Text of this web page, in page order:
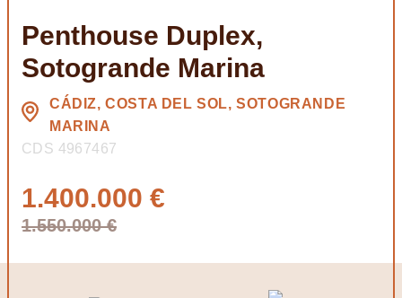
Penthouse Duplex,
Sotogrande Marina
CÁDIZ, COSTA DEL SOL, SOTOGRANDE
MARINA
CDS 4967467
1.400.000 €
1.550.000 €